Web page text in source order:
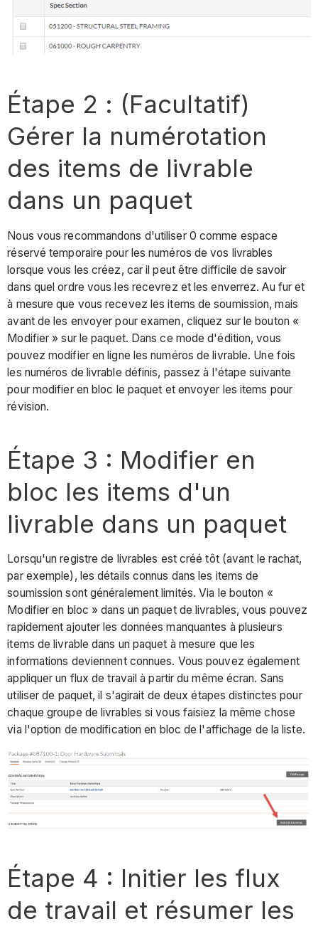
courriel
Remarque
:
Rôle
de
-
du
et
réponse
Étape
6
:
Rôle
d'approbateur
-
Examen
du
paquet
Suivant
cette
série
également
Étape 2 : (Facultatif)
Gérer la numérotation
des items de livrable
dans un paquet
Nous vous recommandons d'utiliser 0 comme espace
réservé temporaire pour les numéros de vos livrables
lorsque vous les créez, car il peut être difficile de savoir
dans quel ordre vous les recevrez et les enverrez. Au fur et
à mesure que vous recevez les items de soumission, mais
avant de les envoyer pour examen, cliquez sur le bouton «
Modifier » sur le paquet. Dans ce mode d'édition, vous
pouvez modifier en ligne les numéros de livrable. Une fois
les numéros de livrable définis, passez à l'étape suivante
pour modifier en bloc le paquet et envoyer les items pour
révision.
Étape 3 : Modifier en
bloc les items d'un
livrable dans un paquet
Lorsqu'un registre de livrables est créé tôt (avant le rachat,
par exemple), les détails connus dans les items de
soumission sont généralement limités. Via le bouton «
Modifier en bloc » dans un paquet de livrables, vous pouvez
rapidement ajouter les données manquantes à plusieurs
items de livrable dans un paquet à mesure que les
informations deviennent connues. Vous pouvez également
appliquer un flux de travail à partir du même écran. Sans
utiliser de paquet, il s'agirait de deux étapes distinctes pour
chaque groupe de livrables si vous faisiez la même chose
via l'option de modification en bloc de l'affichage de la liste.
Étape 4 : Initier les flux
de travail et résumer les